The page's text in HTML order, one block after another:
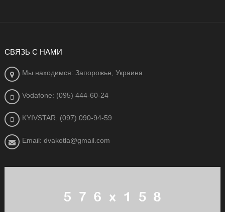
СВЯЗЬ С НАМИ
Мы находимся: Запорожье, Украина
Vodafone: (095) 444-60-24
KYIVSTAR: (097) 090-94-59
Email: dvakotla@gmail.com